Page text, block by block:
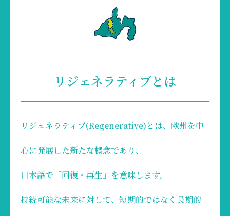
リジェネラティブとは
リジェネラティブ(Regenerative)とは、欧州を中
心に発展した新たな概念であり、
日本語で「回復・再生」を意味します。
持続可能な未来に対して、短期的ではなく長期的